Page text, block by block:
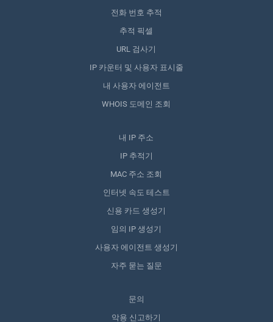
전화 번호 추적
추적 픽셀
URL 검사기
IP 카운터 및 사용자 표시줄
내 사용자 에이전트
WHOIS 도메인 조회
내 IP 주소
IP 추적기
MAC 주소 조회
인터넷 속도 테스트
신용 카드 생성기
임의 IP 생성기
사용자 에이전트 생성기
자주 묻는 질문
문의
악용 신고하기